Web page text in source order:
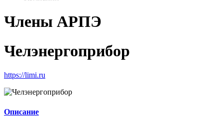
Члены АРПЭ
Челэнергоприбор
https://limi.ru
Описание